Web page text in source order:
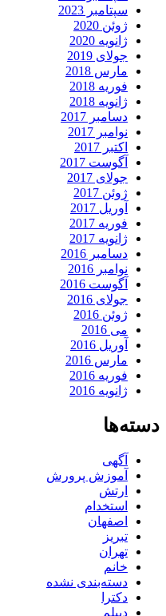
سپتامبر 2023
ژوئن 2020
ژانویه 2020
جولای 2019
مارس 2018
فوریه 2018
ژانویه 2018
دسامبر 2017
نوامبر 2017
اکتبر 2017
آگوست 2017
جولای 2017
ژوئن 2017
آوریل 2017
فوریه 2017
ژانویه 2017
دسامبر 2016
نوامبر 2016
آگوست 2016
جولای 2016
ژوئن 2016
می 2016
آوریل 2016
مارس 2016
فوریه 2016
ژانویه 2016
دسته‌ها
آگهی
آموزش پرورش
ارتش
استخدام
اصفهان
تبریز
تهران
خانم
دسته‌بندی نشده
دکترا
دیپلم